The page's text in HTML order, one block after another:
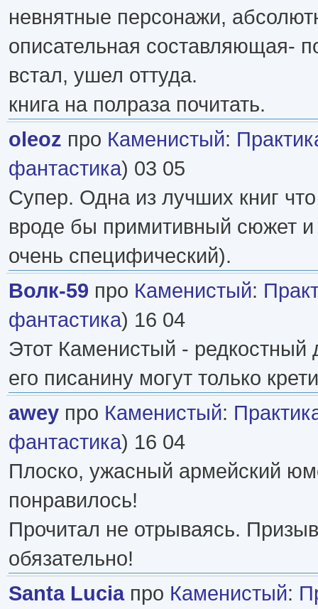
невнятные персонажи,
описательная составляющая-
встал, ушел оттуда.
книга на полраза почитать.
oleoz про Каменистый:
фантастика) 03 05
Супер. Одна из лучших книг
вроде бы примитивный сюжет
очень специфический).
Волк-59 про Каменистый:
фантастика) 16 04
Этот Каменистый - редкостный
его писанину могут только
awey про Каменистый:
фантастика) 16 04
Плоско, ужасный армейский
понравилось!
Прочитал не отрываясь.
обязательно!
Santa Luciaпро Каменистый: